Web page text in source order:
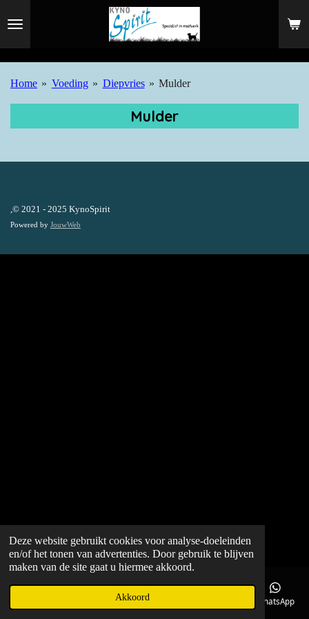
Deze website gebruikt cookies voor analyse-doeleinden
en/of het tonen van advertenties. Door gebruik te blijven
maken van de site gaat u hiermee akkoord.
Akkoord
hoofdinhoud
Home » Voeding » Diepvries » Mulder
Mulder
,© 2021 - 2025 KynoSpirit
Powered by JouwWeb
Telefoonnummer WhatsApp